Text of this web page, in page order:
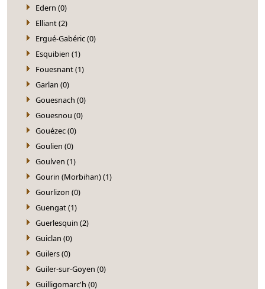
Edern (0)
Elliant (2)
Ergué-Gabéric (0)
Esquibien (1)
Fouesnant (1)
Garlan (0)
Gouesnach (0)
Gouesnou (0)
Gouézec (0)
Goulien (0)
Goulven (1)
Gourin (Morbihan) (1)
Gourlizon (0)
Guengat (1)
Guerlesquin (2)
Guiclan (0)
Guilers (0)
Guiler-sur-Goyen (0)
Guilligomarc'h (0)